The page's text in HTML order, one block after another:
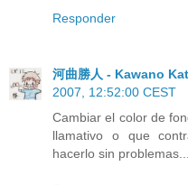
Responder
河曲勝人 - Kawano
2007, 12:52:00 CEST
Cambiar el color de
llamativo o que
hacerlo sin